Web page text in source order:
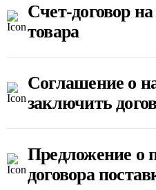
Счет-договор
товара
Соглашение о
заключить
Предложение о
договора